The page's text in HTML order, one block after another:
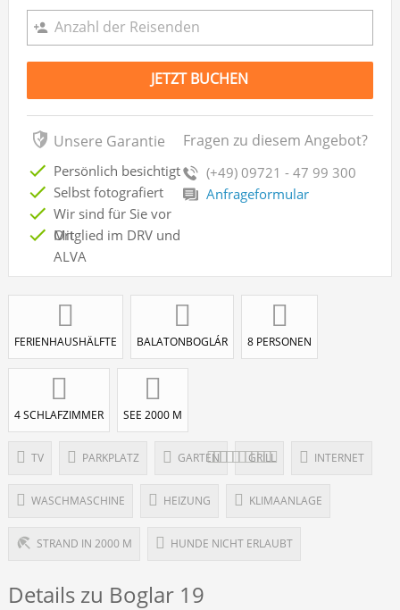
JETZT BUCHEN
Unsere Garantie
Persönlich besichtigt
Selbst fotografiert
Wir sind für Sie vor
Ort
Mitglied im DRV und
ALVA
Fragen zu diesem Angebot?
(+49) 09721 - 47 99 300
Anfrageformular
FERIENHAUSHÄLFTE BALATONBOGLÁR 8 PERSONEN
4 SCHLAFZIMMER SEE 2000 M
TV PARKPLATZ GARTEN GRILL INTERNET
WASCHMASCHINE HEIZUNG KLIMAANLAGE
STRAND IN 2000 M HUNDE NICHT ERLAUBT
Details zu Boglar 19